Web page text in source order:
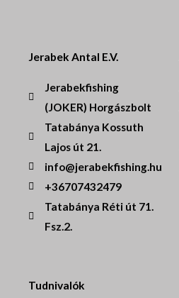
Jerabek Antal E.V.
Jerabekfishing
(JOKER) Horgászbolt
Tatabánya Kossuth
Lajos út 21.
info@jerabekfishing.hu
+36707432479
Tatabánya Réti út 71.
Fsz.2.
Tudnivalók